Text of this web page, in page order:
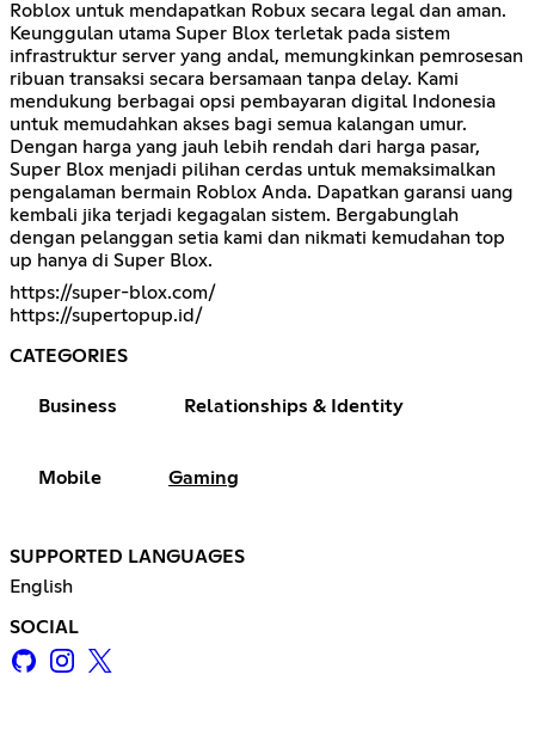
Roblox untuk mendapatkan Robux secara legal dan aman.
Keunggulan utama Super Blox terletak pada sistem
infrastruktur server yang andal, memungkinkan pemrosesan
ribuan transaksi secara bersamaan tanpa delay. Kami
mendukung berbagai opsi pembayaran digital Indonesia
untuk memudahkan akses bagi semua kalangan umur.
Dengan harga yang jauh lebih rendah dari harga pasar,
Super Blox menjadi pilihan cerdas untuk memaksimalkan
pengalaman bermain Roblox Anda. Dapatkan garansi uang
kembali jika terjadi kegagalan sistem. Bergabunglah
dengan pelanggan setia kami dan nikmati kemudahan top
up hanya di Super Blox.
https://super-blox.com/
https://supertopup.id/
CATEGORIES
Business Relationships & Identity
Mobile Gaming
SUPPORTED LANGUAGES
English
SOCIAL